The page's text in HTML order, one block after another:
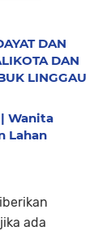
DAN
DAN
LINGGAU
Wanita
Lahan
ada